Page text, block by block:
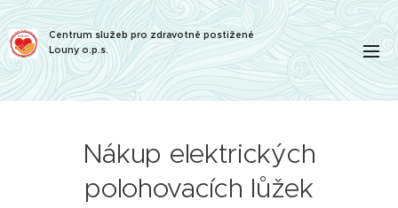
Centrum služeb pro zdravotně postižené
Louny o.p.s.
Nákup elektrických
polohovacích lůžek